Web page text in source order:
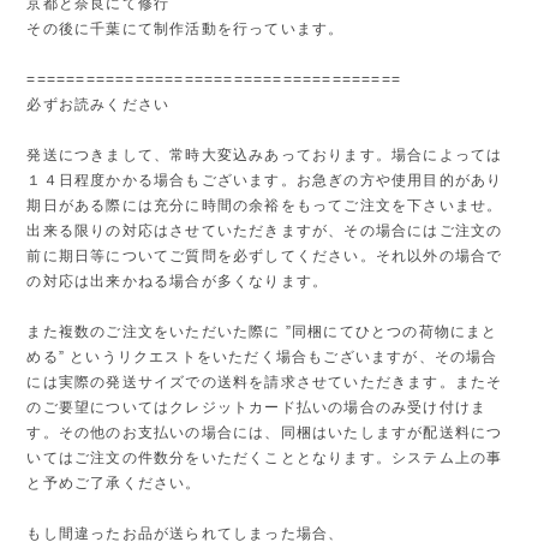
その後に千葉にて制作活動を行っています。
======================================
必ずお読みください
発送につきまして、常時大変込みあっております。場合によっては
１４日程度かかる場合もございます。お急ぎの方や使用目的があり
期日がある際には充分に時間の余裕をもってご注文を下さいませ。
出来る限りの対応はさせていただきますが、その場合にはご注文の
前に期日等についてご質問を必ずしてください。それ以外の場合で
の対応は出来かねる場合が多くなります。
また複数のご注文をいただいた際に ”同梱にてひとつの荷物にまと
める” というリクエストをいただく場合もございますが、その場合
には実際の発送サイズでの送料を請求させていただきます。またそ
のご要望についてはクレジットカード払いの場合のみ受け付けま
す。その他のお支払いの場合には、同梱はいたしますが配送料につ
いてはご注文の件数分をいただくこととなります。システム上の事
と予めご了承ください。
もし間違ったお品が送られてしまった場合、